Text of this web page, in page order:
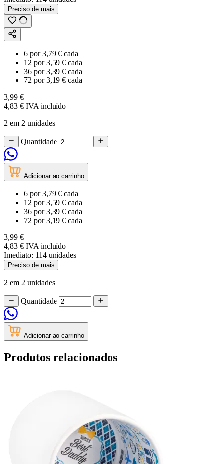
Preciso de mais
6 por3,79 € cada
12 por3,59 € cada
36 por3,39 € cada
72 por3,19 € cada
3,99 €
4,83 € IVA incluído
2 em 2 unidades
Quantidade
Adicionar ao carrinho
6 por3,79 € cada
12 por3,59 € cada
36 por3,39 € cada
72 por3,19 € cada
3,99 €
4,83 € IVA incluído
Imediato: 114 unidades
Preciso de mais
2 em 2 unidades
Quantidade
Adicionar ao carrinho
Produtos relacionados